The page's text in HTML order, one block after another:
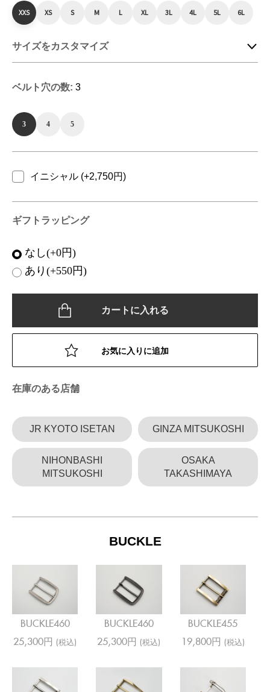
XXS XS S M L XL 3L 4L 5L 6L
サイズをカスタマイズ
ベルト穴の数: 3
3 4 5
イニシャル (+2,750円)
ギフトラッピング
なし(+0円)
あり(+550円)
カートに入れる
お気に入りに追加
在庫のある店舗
JR KYOTO ISETAN GINZA MITSUKOSHI
NIHONBASHI
MITSUKOSHI
OSAKA
TAKASHIMAYA
BUCKLE
BUCKLE460
25,300円(税込)
BUCKLE460
25,300円(税込)
BUCKLE455
19,800円 (税込)